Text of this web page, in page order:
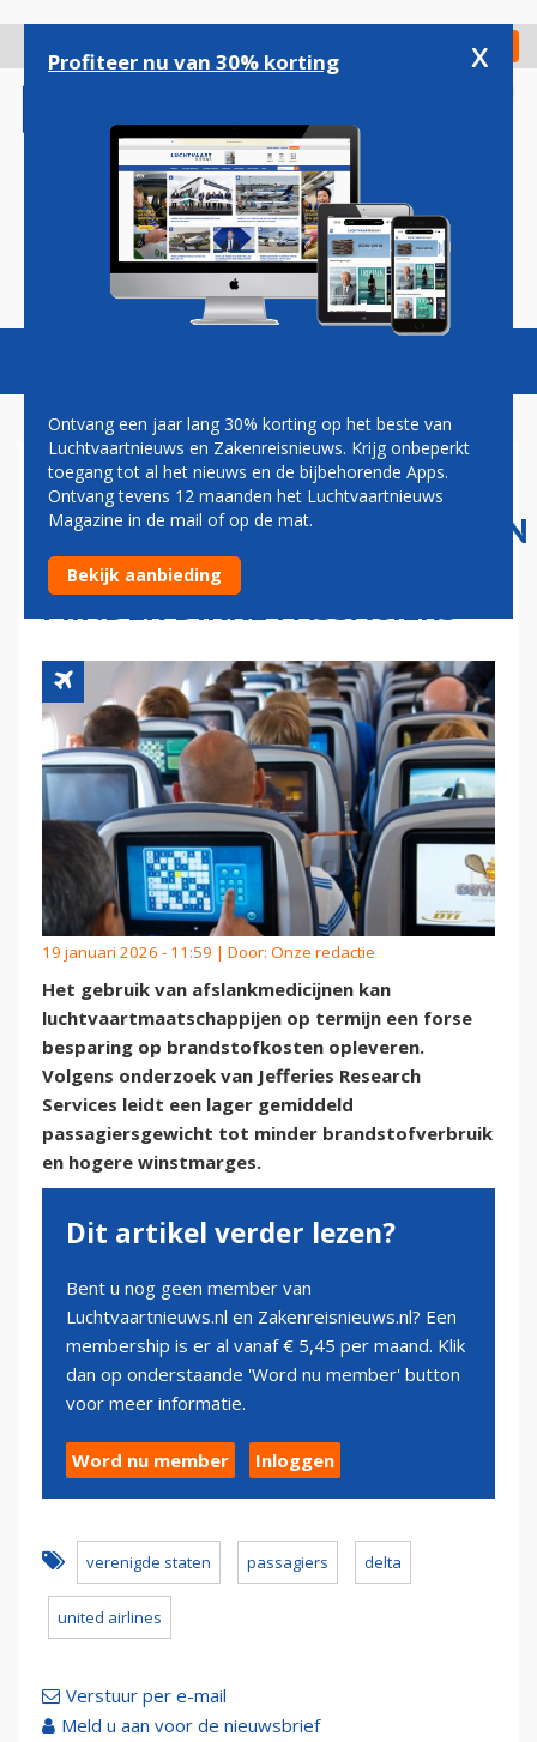
gaan
Check in
Magazine Podcasts Vacatures
ONDERZOEK:
LUCHTVAARTMAATSCHAPPIJEN
BESPAREN MILJOENEN DOOR
MINDER DIKKE PASSAGIERS
19 januari 2026 - 11:59 | Door: Onze redactie
Het gebruik van afslankmedicijnen kan
luchtvaartmaatschappijen op termijn een forse
besparing op brandstofkosten opleveren.
Volgens onderzoek van Jefferies Research
Services leidt een lager gemiddeld
passagiersgewicht tot minder brandstofverbruik
en hogere winstmarges.
Dit artikel verder lezen?
Bent u nog geen member van
Luchtvaartnieuws.nl en Zakenreisnieuws.nl? Een
membership is er al vanaf € 5,45 per maand. Klik
dan op onderstaande 'Word nu member' button
voor meer informatie.
Word nu member Inloggen
verenigde staten passagiers delta
united airlines
Verstuur per e-mail
Meld u aan voor de nieuwsbrief
Profiteer nu van 30% korting x
Ontvang een jaar lang 30% korting op het beste van
Luchtvaartnieuws en Zakenreisnieuws. Krijg onbeperkt
toegang tot al het nieuws en de bijbehorende Apps.
Ontvang tevens 12 maanden het Luchtvaartnieuws
Magazine in de mail of op de mat.
Bekijk aanbieding